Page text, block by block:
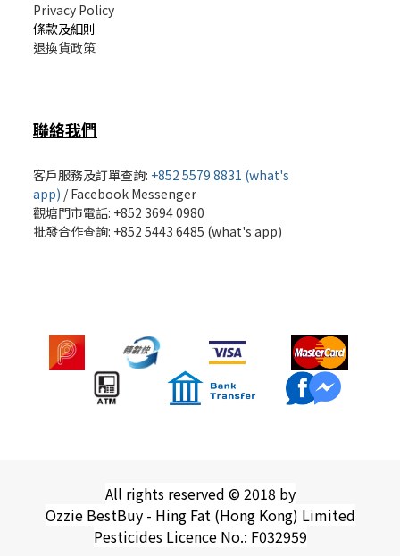
Privacy Policy
條款及細則
退換貨政策
聯絡我們
客戶服務及訂單查詢: +852 5579 8831 (what's
app) /Facebook Messenger
觀塘門市電話: +852 3694 0980
批發合作查詢: +852 5443 6485 (what's app)
All rights reserved © 2018 by
Ozzie BestBuy - Hing Fat (Hong Kong) Limited
Pesticides Licence No.: F032959